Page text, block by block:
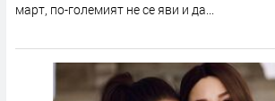
март, по-големият не се яви и да...